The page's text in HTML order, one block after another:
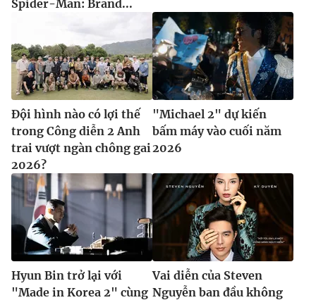
Spider-Man: Brand...
Đội hình nào có lợi thế
trong Công diễn 2 Anh
trai vượt ngàn chông gai
2026?
"Michael 2" dự kiến
bấm máy vào cuối năm
2026
Hyun Bin trở lại với
"Made in Korea 2" cùng
Vai diễn của Steven
Nguyễn ban đầu không